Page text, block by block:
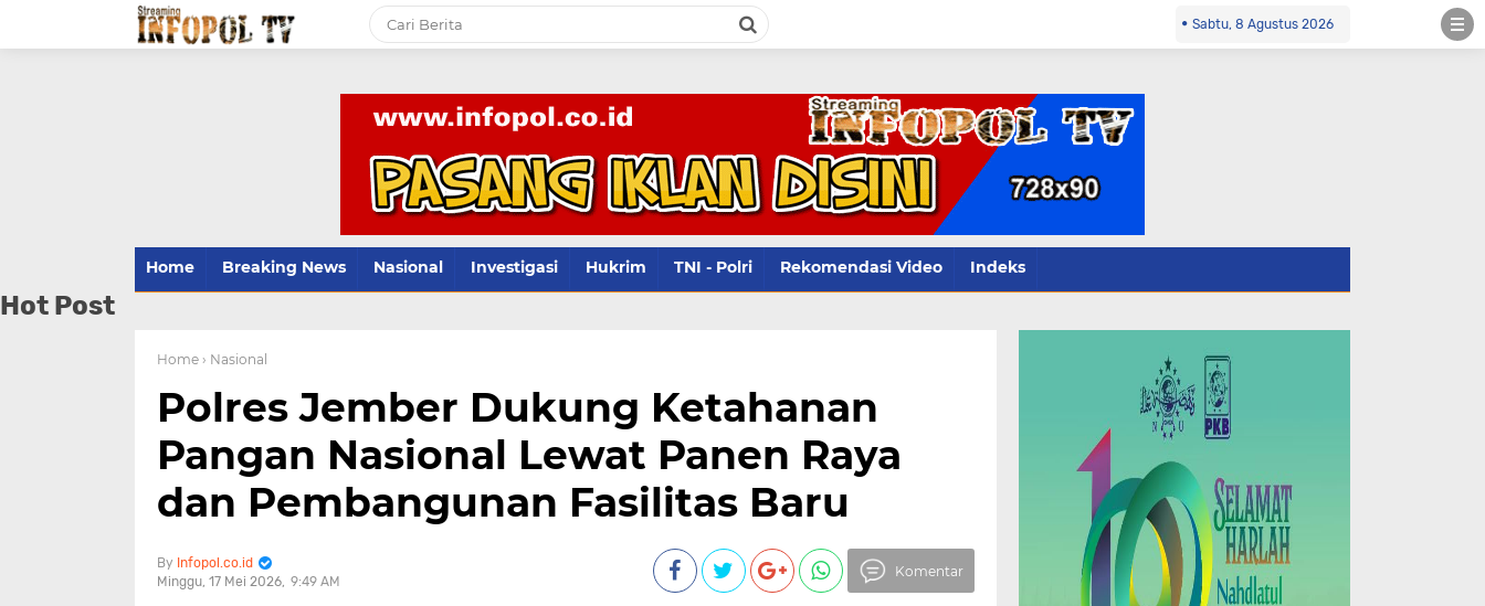
Sabtu, 8 Agustus 2026
Home Breaking News Nasional Investigasi Hukrim TNI - Polri Rekomendasi Video Indeks
Hot Post
Home › Nasional
Polres Jember Dukung Ketahanan
Pangan Nasional Lewat Panen Raya
dan Pembangunan Fasilitas Baru
Infopol.co.id
Minggu, 17 Mei 2026 9:49 AM
Komentar